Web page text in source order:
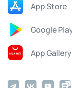
App Store
Google
App Gallery